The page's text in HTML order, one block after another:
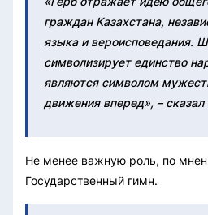
граждан Казахстана,
языка и вероисповедания.
символизирует единство
являются символом
движения вперед», – сказал
Не менее важную роль, по
Государственный гимн.